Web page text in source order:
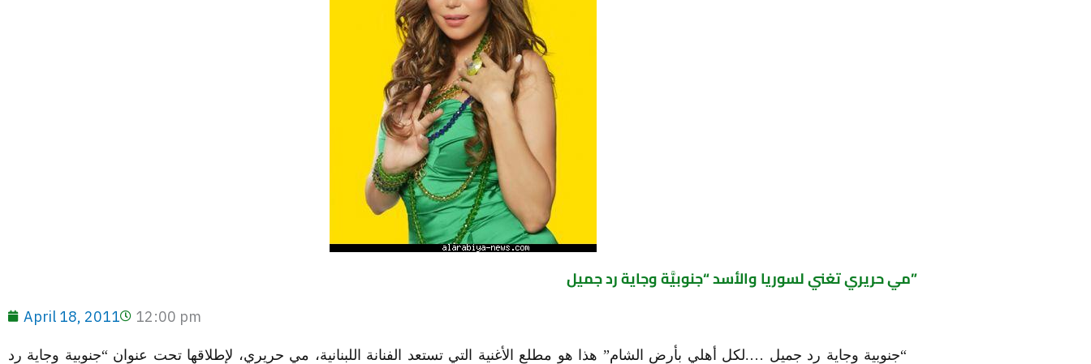
مي حريري تغني لسوريا والأسد “جنوبيَّة وجاية رد جميل”
April 18, 2011 12:00 pm
“جنوبية وجاية رد جميل ….لكل أهلي بأرض الشام” هذا هو مطلع الأغنية التي تستعد الفنانة اللبنانية، مي حريري، لإطلاقها تحت عنوان “جنوبية وجاية رد